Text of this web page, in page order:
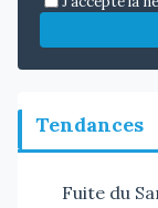
Tendances
Fuite du